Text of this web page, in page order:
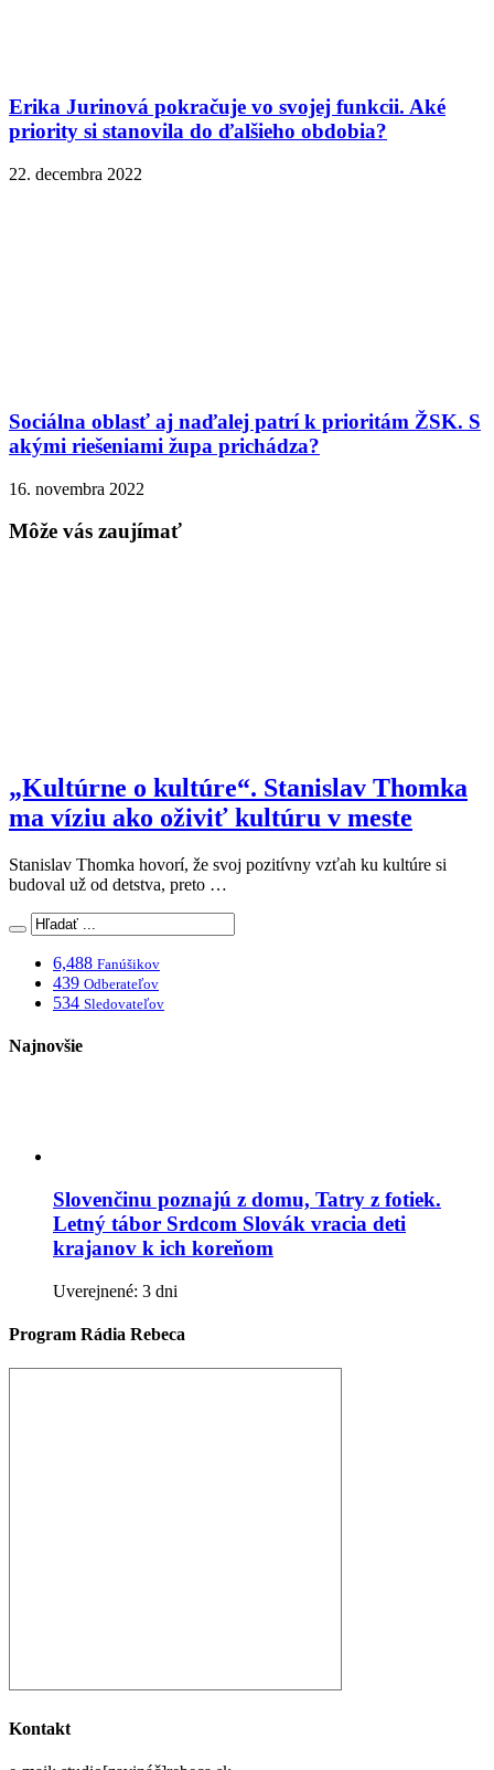
Erika Jurinová pokračuje vo svojej funkcii. Aké
priority si stanovila do ďalšieho obdobia?
22. decembra 2022
Sociálna oblasť aj naďalej patrí k prioritám ŽSK. S
akými riešeniami župa prichádza?
16. novembra 2022
Môže vás zaujímať
„Kultúrne o kultúre“. Stanislav Thomka
ma víziu ako oživiť kultúru v meste
Stanislav Thomka hovorí, že svoj pozitívny vzťah ku kultúre si
budoval už od detstva, preto …
6,488 Fanúšikov
439 Odberateľov
534 Sledovateľov
Najnovšie
Slovenčinu poznajú z domu, Tatry z fotiek.
Letný tábor Srdcom Slovák vracia deti
krajanov k ich koreňom
Uverejnené: 3 dni
Program Rádia Rebeca
Kontakt